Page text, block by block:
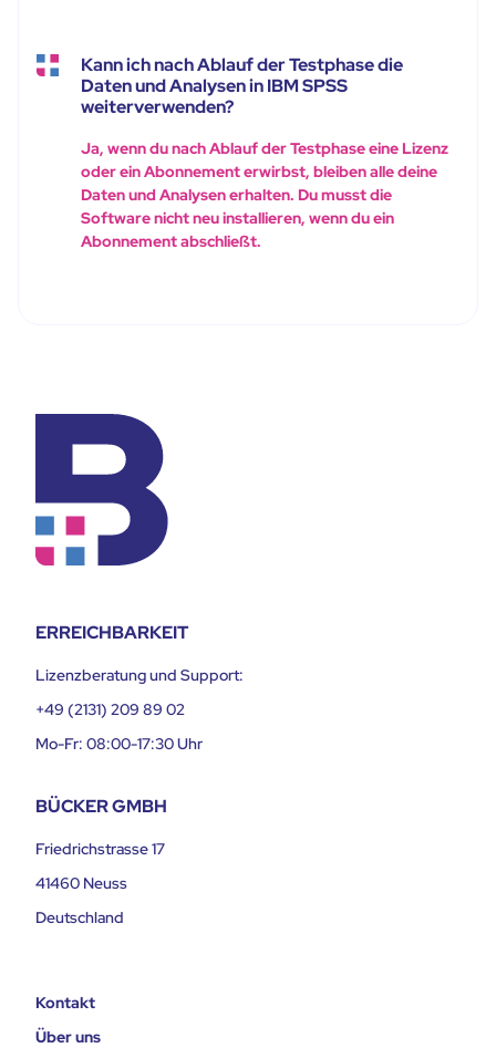
Kann ich nach Ablauf der Testphase die
Daten und Analysen in IBM SPSS
weiterverwenden?
Ja, wenn du nach Ablauf der Testphase eine Lizenz
oder ein Abonnement erwirbst, bleiben alle deine
Daten und Analysen erhalten. Du musst die
Software nicht neu installieren, wenn du ein
Abonnement abschließt.
ERREICHBARKEIT
Lizenzberatung und Support:
+49 (2131) 209 89 02
Mo-Fr: 08:00-17:30 Uhr
BÜCKER GMBH
Friedrichstrasse 17
41460 Neuss
Deutschland
Kontakt
Über uns